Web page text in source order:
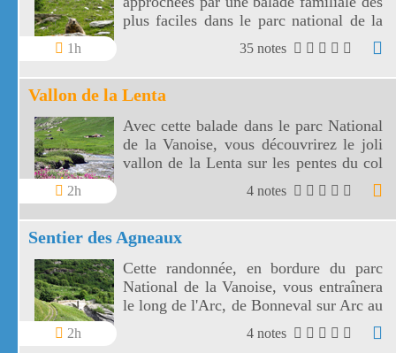
1h
plus faciles dans le parc national de la
Vanoise. Les marmottes de l'Orgère sont
visibles au fond d'un vallon juste en
dessous des 2000 m d'altitude.
35 notes
Vallon de la Lenta
2h
Avec cette balade dans le parc National
de la Vanoise, vous découvrirez le joli
vallon de la Lenta sur les pentes du col
de l'Iseran. Le vallon de la Lenta fait
face au glacier des Evettes et à la vallée
de l'Arc. Le col de l'Iseran est le plus
haut de France.
4 notes
Sentier des Agneaux
2h
Cette randonnée, en bordure du parc
National de la Vanoise, vous entraînera
le long de l'Arc, de Bonneval sur Arc au
hameau de l'Ecot, à travers éboulis et
prairies fleuries, avec en fond sonore les
4 notes